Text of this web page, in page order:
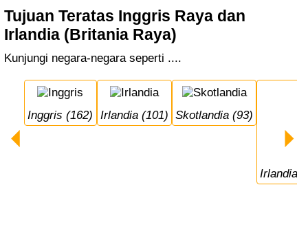
Tujuan Teratas Inggris Raya dan
Irlandia (Britania Raya)
Kunjungi negara-negara seperti ....
Inggris (162) Irlandia (101) Skotlandia (93)
Irlandia